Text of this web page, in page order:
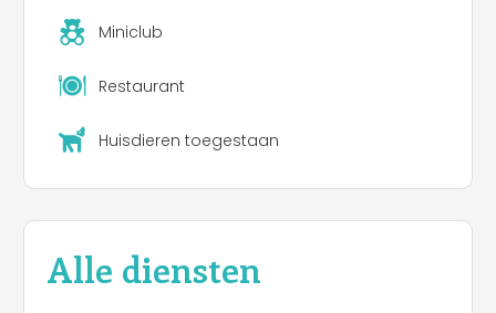
Miniclub
Restaurant
Huisdieren toegestaan
Alle diensten